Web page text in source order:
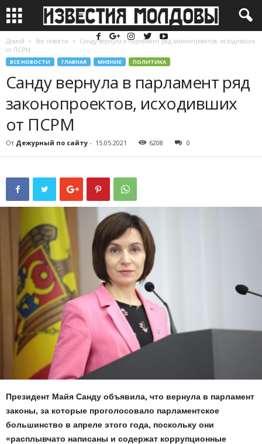
Домой Все новости
Санду вернула в парламент ряд законопроектов, исходивших
от ПСРМ
ВСЕ НОВОСТИ ГЛАВНАЯ МНЕНИЕ ПОЛИТИКА
Санду вернула в парламент ряд
законопроектов, исходивших
от ПСРМ
От Дежурный по сайту - 15.05.2021 6208 0
Президент Майя Санду объявила, что вернула в парламент
законы, за которые проголосовало парламентское
большинство в апреле этого года, поскольку они
«расплывчато написаны и содержат коррупционные